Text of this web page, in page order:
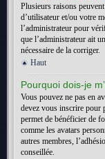
Plusieurs raisons
d’utilisateur et/ou votre
l’administrateur pour
que l’administrateur ait
nécessaire de la corriger.
Haut
Pourquoi dois-je
Vous pouvez ne pas en
devez vous inscrire pour
permet de bénéficier de
comme les avatars
autres membres,
conseillée.